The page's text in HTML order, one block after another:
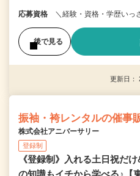
応募資格 ＼経験・資格・学歴いっ
後で見る
更新日：
振袖・袴レンタルの催事
株式会社アニバーサリー
登録制
《登録制》入れる土日祝だ